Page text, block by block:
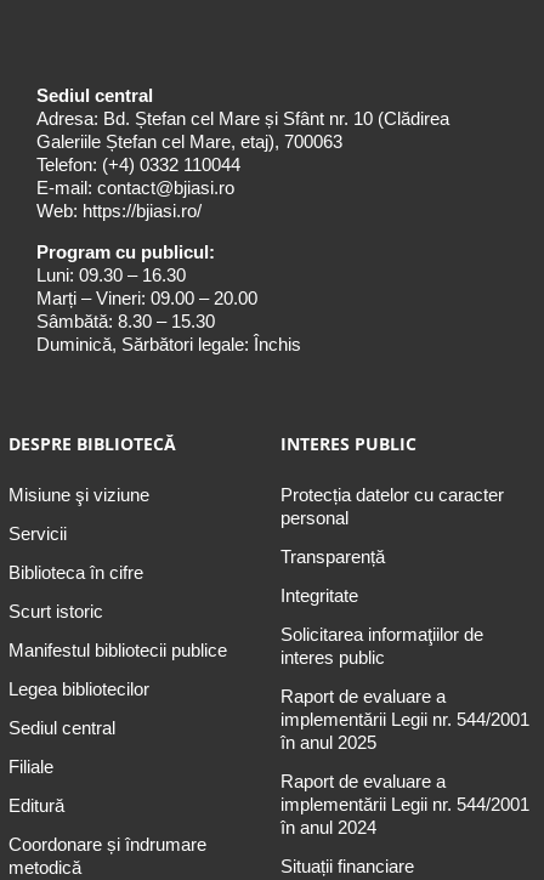
Sediul central
Adresa: Bd. Ștefan cel Mare și Sfânt nr. 10 (Clădirea
Galeriile Ștefan cel Mare, etaj), 700063
Telefon: (+4) 0332 110044
E-mail: contact@bjiasi.ro
Web: https://bjiasi.ro/
Program cu publicul:
Luni: 09.30 – 16.30
Marți – Vineri: 09.00 – 20.00
Sâmbătă: 8.30 – 15.30
Duminică, Sărbători legale: Închis
DESPRE BIBLIOTECĂ
Misiune şi viziune
Servicii
Biblioteca în cifre
Scurt istoric
Manifestul bibliotecii publice
Legea bibliotecilor
Sediul central
Filiale
Editură
Coordonare și îndrumare
metodică
INTERES PUBLIC
Protecția datelor cu caracter
personal
Transparență
Integritate
Solicitarea informaţiilor de
interes public
Raport de evaluare a
implementării Legii nr. 544/2001
în anul 2025
Raport de evaluare a
implementării Legii nr. 544/2001
în anul 2024
Situații financiare